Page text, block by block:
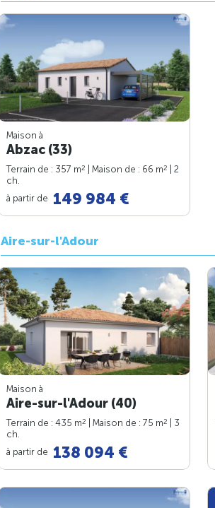
Maison à
Abzac (33)
Terrain de : 357 m2 | Maison de : 66 m2
| 2
ch.
à partir de 149 984 €
Aire-sur-l'Adour
Maison à
Aire-sur-l'Adour (40)
Terrain de : 435 m2 | Maison de : 75 m2
| 3
ch.
à partir de 138 094 €